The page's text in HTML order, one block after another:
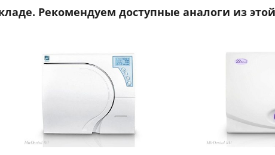
Рекомендуем доступные аналоги из